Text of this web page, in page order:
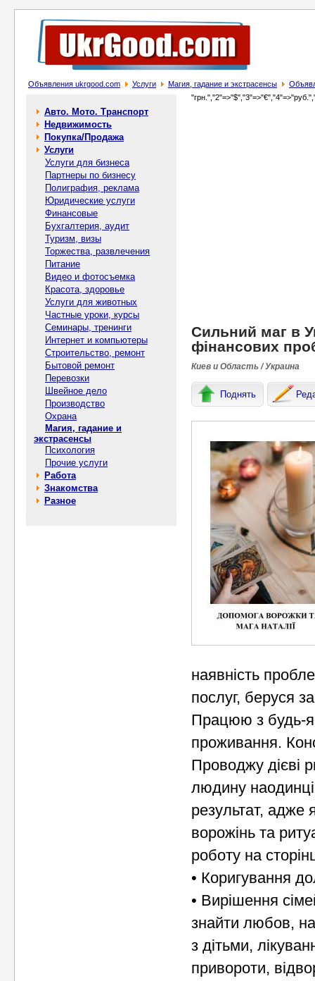
Объявления ukrgood.com Услуги Магия, гадание и экстрасенсы
Авто. Мото. Транспорт
Недвижимость
Покупка/Продажа
Услуги
Услуги для бизнеса
Партнеры по бизнесу
Полиграфия, реклама
Юридические услуги
Финансовые
Бухгалтерия, аудит
Туризм, визы
Торжества, развлечения
Питание
Видео и фотосъемка
Красота, здоровье
Услуги для животных
Частные уроки, курсы
Семинары, тренинги
Интернет и компьютеры
Строительство, ремонт
Бытовой ремонт
Перевозки
Швейное дело
Производство
Охрана
Магия, гадание и
экстрасенсы
Психология
Прочие услуги
Работа
Знакомства
Разное
Cильний маг в
фінансових
Киев и Область / Украина
Поднять
наявність
послуг, беруся
Працюю з будь-
проживання.
Проводжу дієві
людину
результат,
ворожінь та
роботу на
• Коригування
• Вирішення
знайти любов,
з дітьми,
привороти,